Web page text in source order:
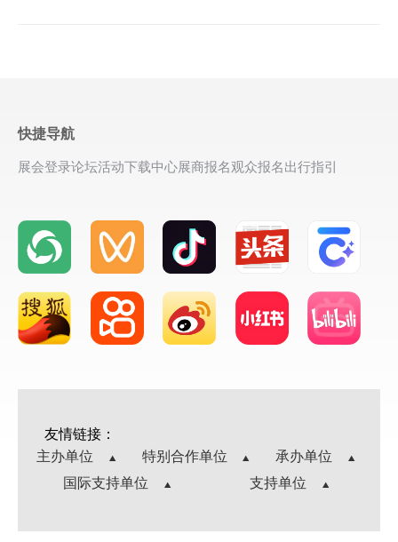
快捷导航
展会登录论坛活动下载中心展商报名观众报名出行指引
友情链接：
主办单位
特别合作单位
承办单位
国际支持单位
支持单位